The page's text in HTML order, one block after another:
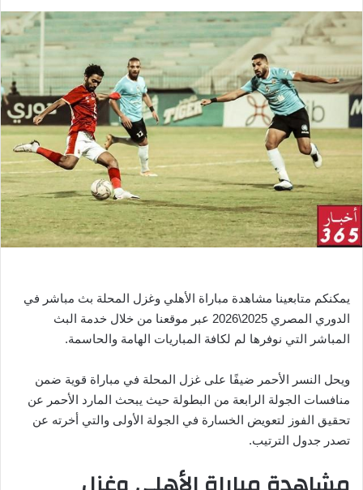
ب
ر
ي
د
إ
ك
ر
ي
ا
يمكنكم متابعينا مشاهدة مباراة الأهلي وغزل المحلة بث مباشر في
الدوري المصري 2025\2026 عبر موقعنا من خلال خدمة البث
المباشر التي نوفرها لم لكافة المباريات الهامة والحاسمة.
ويحل النسر الأحمر ضيفًا على غزل المحلة في مباراة قوية ضمن
منافسات الجولة الرابعة من البطولة حيث يبحث المارد الأحمر عن
تحقيق الفوز لتعويض الخسارة في الجولة الأولى والتي أخرته عن
تصدر جدول الترتيب.